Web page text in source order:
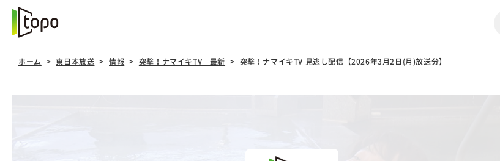
ホーム 東日本放送 情報 突撃！ナマイキTV 最新 突撃！ナマイキTV 見逃し配信【2026年3月2日(月)放送分】